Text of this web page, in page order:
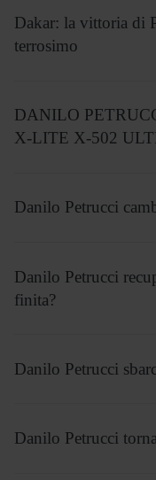
Dakar: la vittoria di
terrosimo
DANILO
X-LITE X-502
Danilo Petrucci
Danilo Petrucci
finita?
Danilo Petrucci
Danilo Petrucci